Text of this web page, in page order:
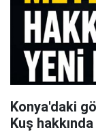
Konya'daki
Kuş